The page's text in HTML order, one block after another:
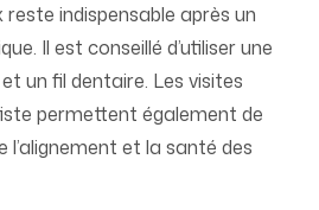
indispensable après un
Il est conseillé d’utiliser une
un fil dentaire. Les visites
permettent également de
et la santé des